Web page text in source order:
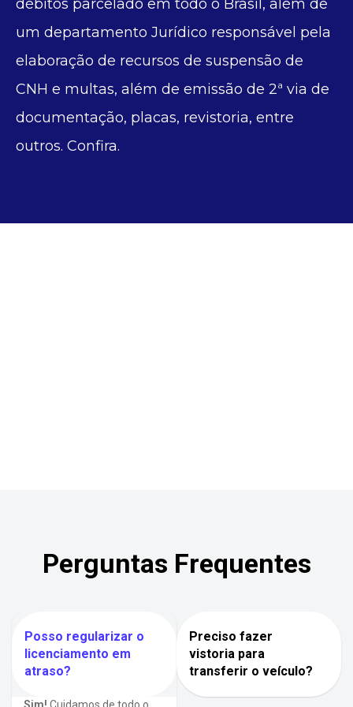
débitos parcelado em todo o Brasil, além de
um departamento Jurídico responsável pela
elaboração de recursos de suspensão de
CNH e multas, além de emissão de 2ª via de
documentação, placas, revistoria, entre
outros. Confira.
Perguntas Frequentes
Posso regularizar o
licenciamento em
atraso?
Preciso fazer
vistoria para
transferir o veículo?